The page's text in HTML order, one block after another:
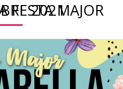
MAJOR SETEMBRE 2021